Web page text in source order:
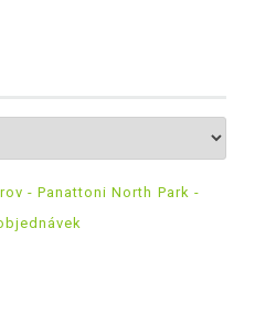
- Panattoni North Park -